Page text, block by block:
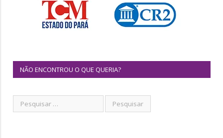
NÃO ENCONTROU O QUE QUERIA?